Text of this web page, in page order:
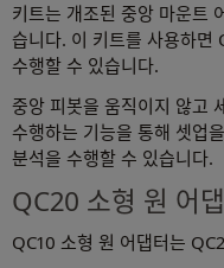
키트는 개조된 중앙 마운트
습니다. 이 키트를 사용하면
수행할 수 있습니다.
중앙 피봇을 움직이지 않고
수행하는 기능을 통해 셋업
분석을 수행할 수 있습니다.
QC20 소형 원 어
QC10 소형 원 어댑터는